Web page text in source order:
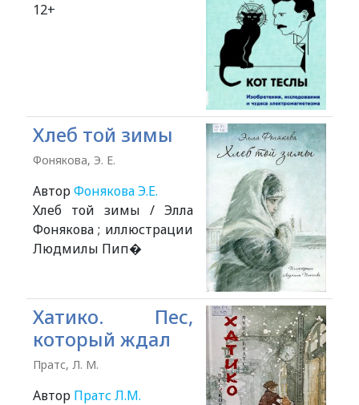
12+
Хлеб той зимы
Фонякова, Э. Е.
АвторФонякова Э.Е.
Хлеб той зимы / Элла
Фонякова ; иллюстрации
Людмилы Пип�
Хатико. Пес,
который ждал
Пратс, Л. М.
Автор Пратс Л.М.